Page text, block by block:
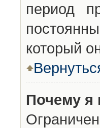
период
который
Почему я